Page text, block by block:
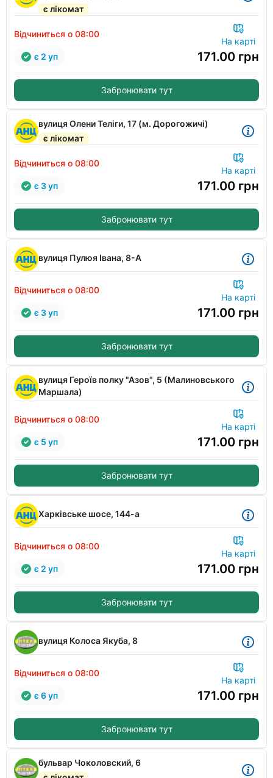
є лікомат
Відчиниться о 08:00
На карті
171.00 грн
є 2 уп
Забронювати тут
вулиця Олени Теліги, 17 (м. Дорогожичі)
є лікомат
Відчиниться о 08:00
На карті
171.00 грн
є 3 уп
Забронювати тут
вулиця Пулюя Івана, 8-А
Відчиниться о 08:00
На карті
171.00 грн
є 3 уп
Забронювати тут
вулиця Героїв полку "Азов", 5 (Малиновського
Маршала)
Відчиниться о 08:00
На карті
171.00 грн
є 5 уп
Забронювати тут
Харківське шосе, 144-а
Відчиниться о 08:00
На карті
171.00 грн
є 2 уп
Забронювати тут
вулиця Колоса Якуба, 8
Відчиниться о 08:00
На карті
171.00 грн
є 6 уп
Забронювати тут
бульвар Чоколовский, 6